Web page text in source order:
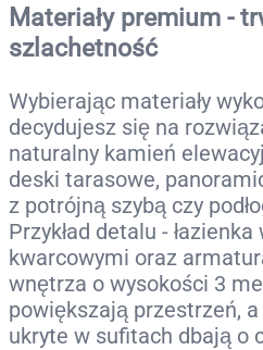
Materiały premium -
szlachetność
Wybierając materiały
decydujesz się na
naturalny kamień
deski tarasowe,
z potrójną szybą czy
Przykład detalu -
kwarcowymi oraz
wnętrza o wysokości 3
powiększają przestrzeń,
ukryte w sufitach dbają o